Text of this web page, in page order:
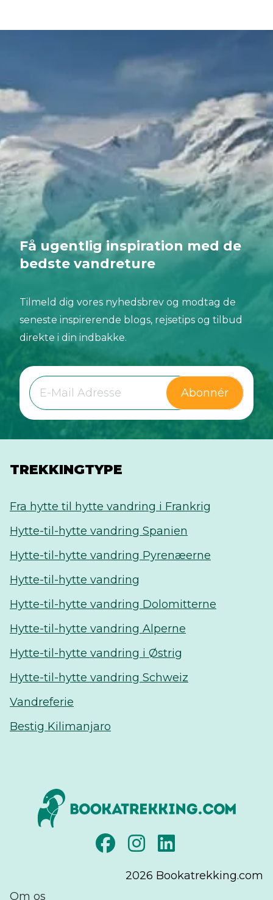
Få ugentlig inspiration med de
bedste vandreture
Tilmeld dig vores nyhedsbrev og modtag de
seneste inspirerende blogs, rejsetips og tilbud
direkte i din indbakke.
Abonnér
TREKKINGTYPE
Fra hytte til hytte vandring i Frankrig
Hytte-til-hytte vandring Spanien
Hytte-til-hytte vandring Pyrenæerne
Hytte-til-hytte vandring
Hytte-til-hytte vandring Dolomitterne
Hytte-til-hytte vandring Alperne
Hytte-til-hytte vandring i Østrig
Hytte-til-hytte vandring Schweiz
Vandreferie
Bestig Kilimanjaro
2026 Bookatrekking.com
Om os